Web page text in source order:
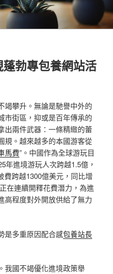
勃專包養網站活
竭攀升。無論是馳譽中外的
市街區，抑或是百年傳承的
出兩件武器：一條精緻的蕾
規。越來越多的本國游客從
馬費”。中國作為全球游玩目
年進境游玩人次跨越1.5億，
費跨越1300億美元，同比增
在連續開釋花費潛力，為進
高程度對外開放供給了無力
是多重原因配合感包養站長
我國不竭優化進境政策舉